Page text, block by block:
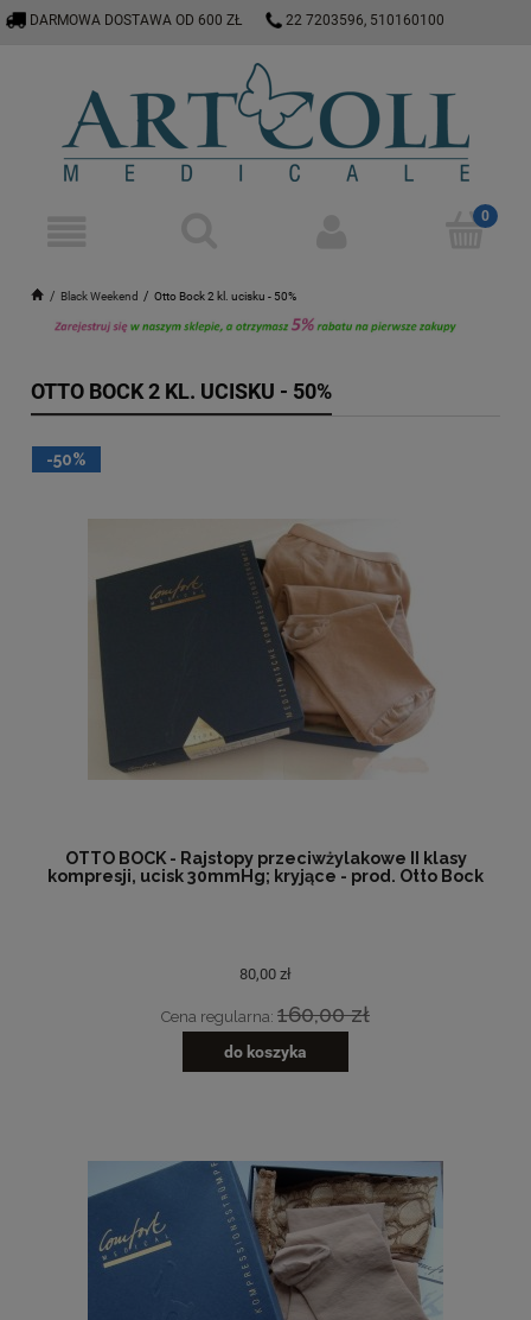
Black Weekend Otto Bock 2 kl. ucisku - 50%
DARMOWA DOSTAWA OD 600 ZŁ 22 7203596, 510160100
OTTO BOCK 2 KL. UCISKU - 50%
OTTO BOCK - Rajstopy przeciwżylakowe II klasy
kompresji, ucisk 30mmHg; kryjące - prod. Otto Bock
80,00 zł
Cena regularna: 160,00 zł
do koszyka
-50%